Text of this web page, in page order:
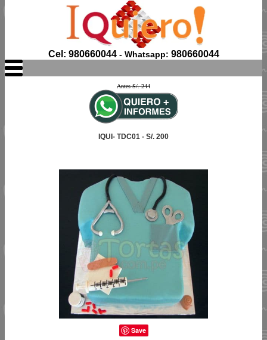
Cel: 980660044- Whatsapp: 980660044
Antes S/. 244
IQUI- TDC01 - S/. 200
Save